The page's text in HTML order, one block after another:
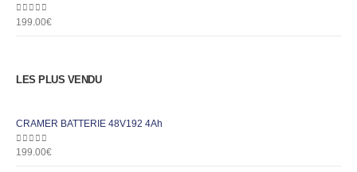
0out of 5
199.00€
LES PLUS VENDU
CRAMER BATTERIE 48V192 4Ah
0out of 5
199.00€